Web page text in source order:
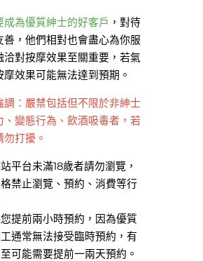
成為優質紳士的好客戶 ，對待
善，他們相對也會盡心為你服
洽對按摩效果至關重要，若氣
摩效果可能無法達到預期。
調：嚴禁包括但不限於非紳士
、變態行為、飲酒吸毒者，若
打擾。
平台未滿18歲者請勿瀏覽，
禁止瀏覽、預約、消費等行
提前兩小時預約，因為優質
通常無法接受臨時預約，有
可能需要提前一兩天預約。